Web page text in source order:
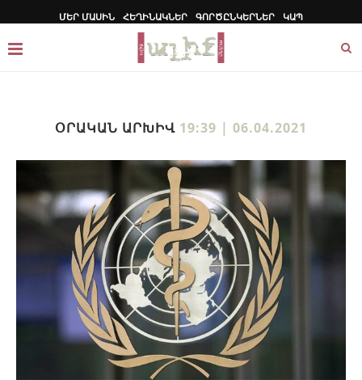
ՄԵՐ ՄԱՍԻՆ ՀԵՂԻՆԱԿՆԵՐ ԳՈՐԾԸՆԿԵՐՆԵՐ ԿԱՊ
ՕՐԱԿԱՆ ԱՐԽԻՎ 19:39 | 06.04.2021